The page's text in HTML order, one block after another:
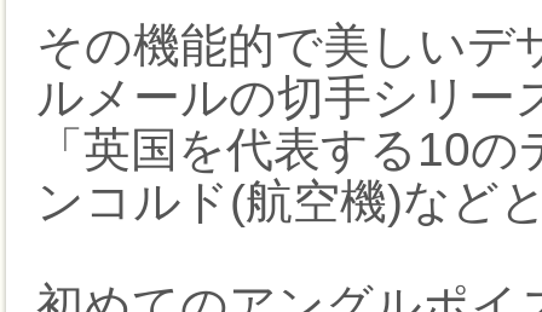
その機能的で美しいデ
ルメールの切手シリー
「英国を代表する10
ンコルド(航空機)など